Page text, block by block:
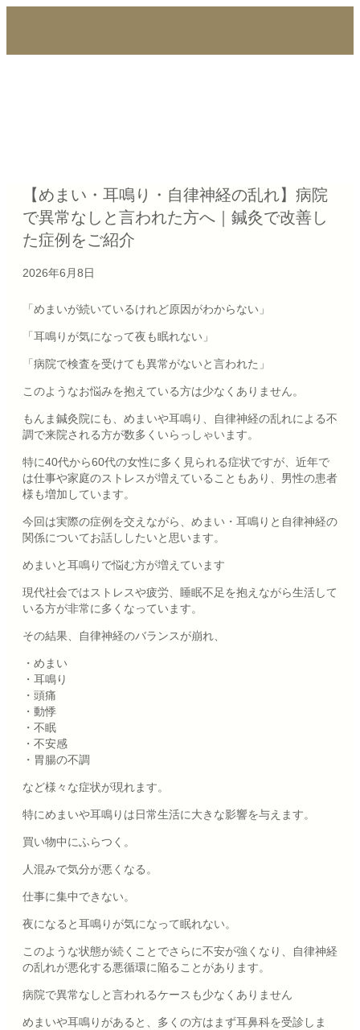
【めまい・耳鳴り・自律神経の乱れ】病院
で異常なしと言われた方へ｜鍼灸で改善し
た症例をご紹介
2026年6月8日
「めまいが続いているけれど原因がわからない」
「耳鳴りが気になって夜も眠れない」
「病院で検査を受けても異常がないと言われた」
このようなお悩みを抱えている方は少なくありません。
もんま鍼灸院にも、めまいや耳鳴り、自律神経の乱れによる不
調で来院される方が数多くいらっしゃいます。
特に40代から60代の女性に多く見られる症状ですが、近年で
は仕事や家庭のストレスが増えていることもあり、男性の患者
様も増加しています。
今回は実際の症例を交えながら、めまい・耳鳴りと自律神経の
関係についてお話ししたいと思います。
めまいと耳鳴りで悩む方が増えています
現代社会ではストレスや疲労、睡眠不足を抱えながら生活して
いる方が非常に多くなっています。
その結果、自律神経のバランスが崩れ、
・めまい
・耳鳴り
・頭痛
・動悸
・不眠
・不安感
・胃腸の不調
など様々な症状が現れます。
特にめまいや耳鳴りは日常生活に大きな影響を与えます。
買い物中にふらつく。
人混みで気分が悪くなる。
仕事に集中できない。
夜になると耳鳴りが気になって眠れない。
このような状態が続くことでさらに不安が強くなり、自律神経
の乱れが悪化する悪循環に陥ることがあります。
病院で異常なしと言われるケースも少なくありません
めまいや耳鳴りがあると、多くの方はまず耳鼻科を受診しま